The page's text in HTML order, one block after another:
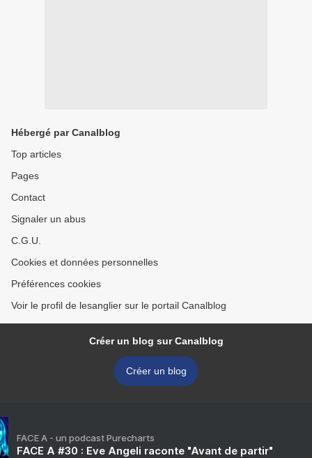
Hébergé par Canalblog
Top articles
Pages
Contact
Signaler un abus
C.G.U.
Cookies et données personnelles
Préférences cookies
Voir le profil de lesanglier sur le portail Canalblog
Créer un blog sur Canalblog
Créer un blog
FACE A - un podcast Purecharts
FACE A #30 : Eve Angeli raconte "Avant de partir"